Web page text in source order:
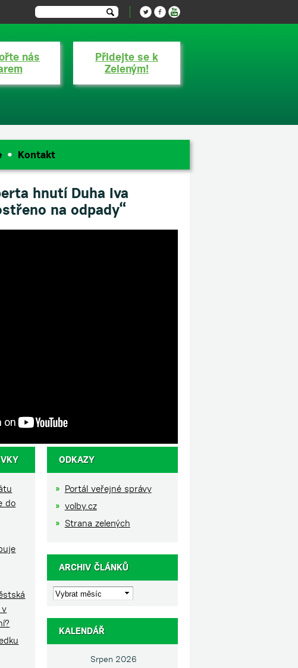
Přidejte se k
Zeleným!
nás
Kontakt
hnutí Duha Iva
na odpady“
do
v
ODKAZY
Portál veřejné správy
volby.cz
Strana zelených
ARCHIV ČLÁNKŮ
KALENDÁŘ
Srpen 2026